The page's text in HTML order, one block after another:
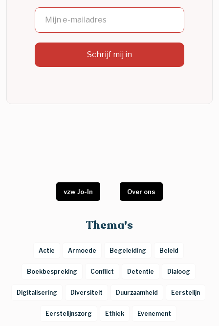
Thema's
Actie Armoede Begeleiding Beleid
Boekbespreking Conflict Detentie Dialoog
Digitalisering Diversiteit Duurzaamheid Eerstelijn
Eerstelijnszorg Ethiek Evenement
vzw Jo-In Over ons